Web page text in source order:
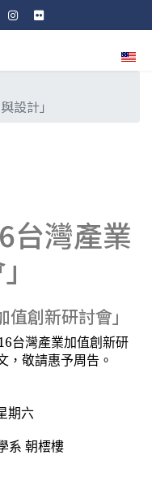
選擇
設計」
台灣產業
創新研討會」
台灣產業加值創新研
，敬請惠予周告。
期六
系 朝橒樓